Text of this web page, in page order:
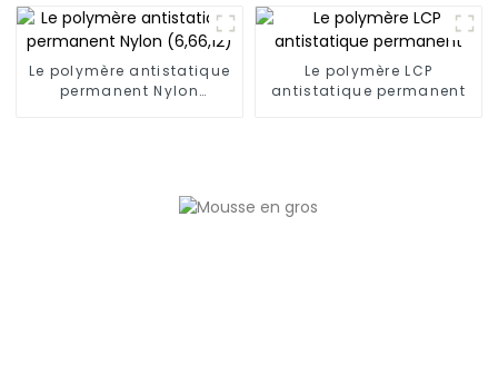
Le polymère antistatique
permanent Nylon
Le polymère LCP
antistatique permanent